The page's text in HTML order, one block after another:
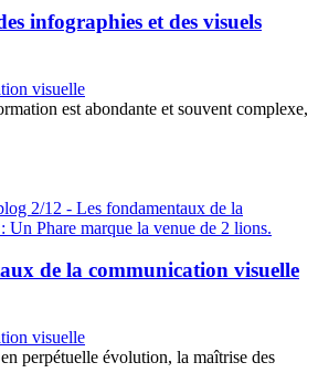
infographies et des visuels
visuelle
est abondante et souvent complexe,
de la communication visuelle
visuelle
perpétuelle évolution, la maîtrise des